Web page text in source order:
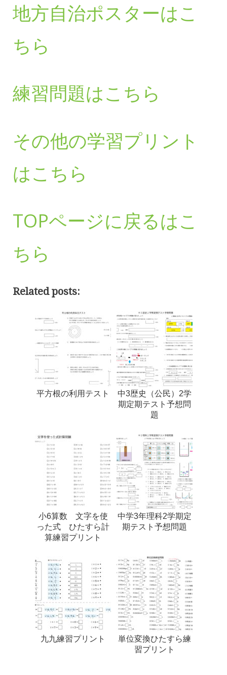
地方自治ポスターはこ
ちら
練習問題はこちら
その他の学習プリント
はこちら
TOPページに戻るはこ
ちら
Related posts:
平方根の利用テスト
中3歴史（公民）2学
期定期テスト予想問
題
小6算数 文字を使
った式 ひたすら計
算練習プリント
中学3年理科2学期定
期テスト予想問題
九九練習プリント
単位変換ひたすら練
習プリント